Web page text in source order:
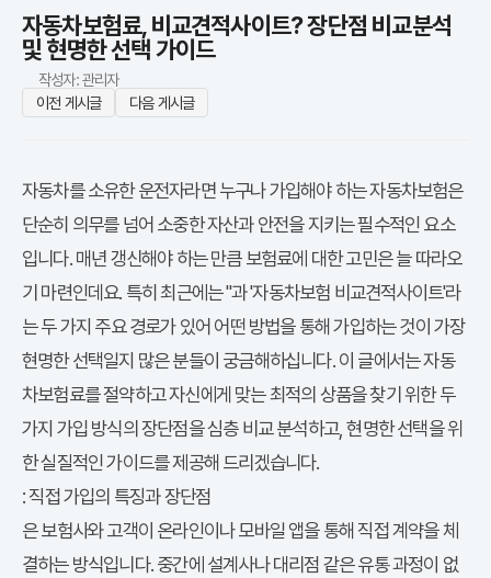
자동차보험료,다이렉트 vs
비교견적사이트? 장단점 비교분석
및 현명한 선택 가이드
작성자: 관리자
이전 게시글
다음 게시글
자동차를 소유한 운전자라면 누구나 가입해야 하는 자동차보험은
단순히 의무를 넘어 소중한 자산과 안전을 지키는 필수적인 요소
입니다. 매년 갱신해야 하는 만큼 보험료에 대한 고민은 늘 따라오
기 마련인데요. 특히 최근에는 '다이렉트 자동차보험
'과 '자동차보험 비교견적사이트'라
는 두 가지 주요 경로가 있어 어떤 방법을 통해 가입하는 것이 가장
현명한 선택일지 많은 분들이 궁금해하십니다. 이 글에서는자동
차보험료를 절약하고 자신에게 맞는 최적의 상품을 찾기 위한 두
가지 가입 방식의 장단점을 심층 비교 분석하고, 현명한 선택을 위
한 실질적인 가이드를 제공해 드리겠습니다.
다이렉트 자동차보험
: 직접 가입의 특징과 장단점
다이렉트 자동차보험
은 보험사와 고객이 온라인이나 모바일 앱을 통해 직접 계약을 체
결하는 방식입니다. 중간에 설계사나 대리점 같은 유통 과정이 없